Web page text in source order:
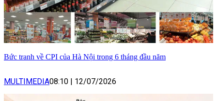
Bức tranh về CPI của Hà Nội trong 6 tháng đầu năm
MULTIMEDIA08:10 | 12/07/2026